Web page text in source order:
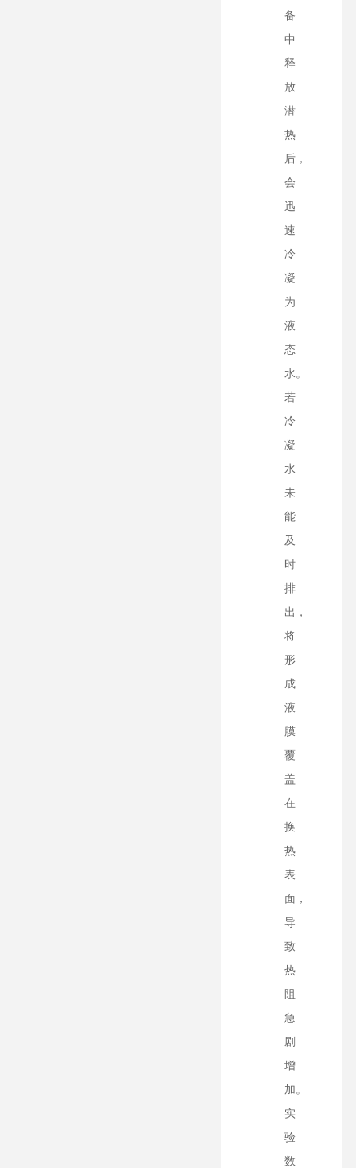
备
中
释
放
潜
热
后，
会
迅
速
冷
凝
为
液
态
水。
若
冷
凝
水
未
能
及
时
排
出，
将
形
成
液
膜
覆
盖
在
换
热
表
面，
导
致
热
阻
急
剧
增
加。
实
验
数